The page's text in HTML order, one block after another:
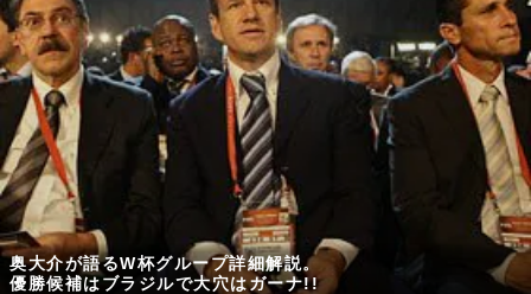
奥大介が語るW杯グループ詳細解説。
優勝候補はブラジルで大穴はガーナ!!